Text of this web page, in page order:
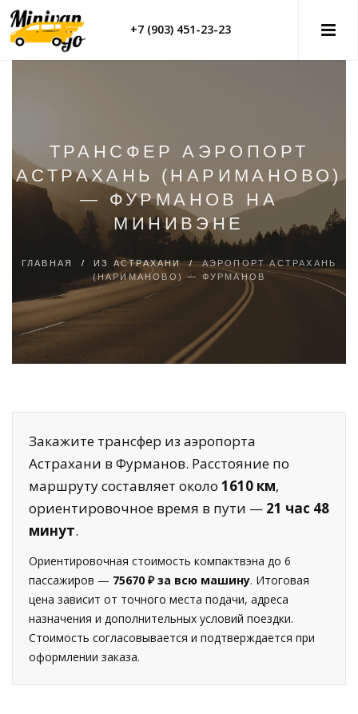
+7 (903) 451-23-23
ТРАНСФЕР АЭРОПОРТ
АСТРАХАНЬ (НАРИМАНОВО)
— ФУРМАНОВ НА
МИНИВЭНЕ
ГЛАВНАЯ / ИЗ АСТРАХАНИ/АЭРОПОРТ АСТРАХАНЬ
(НАРИМАНОВО) — ФУРМАНОВ
Закажите трансфер из аэропорта
Астрахани в Фурманов. Расстояние по
маршруту составляет около 1610 км,
ориентировочное время в пути — 21 час 48
минут.
Ориентировочная стоимость компактвэна до 6
пассажиров — 75670 ₽ за всю машину. Итоговая
цена зависит от точного места подачи, адреса
назначения и дополнительных условий поездки.
Стоимость согласовывается и подтверждается при
оформлении заказа.